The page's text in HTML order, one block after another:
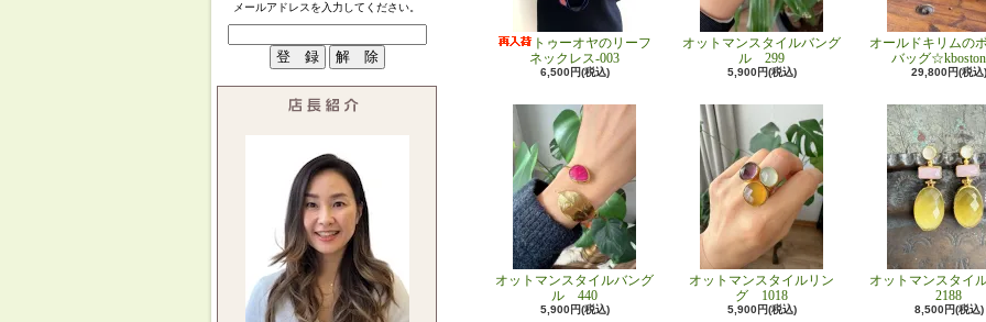
メールアドレスを入力してください。
トゥーオヤのリーフ
ネックレス-003
6,500円(税込)
オットマンスタイルバング
ル 299
5,900円(税込)
オールドキリムの
バッグ
29,800円(税込)
オットマンスタイルバング
ル 440
5,900円(税込)
オットマンスタイルリン
グ 1018
5,900円(税込)
オットマンスタイ
2188
8,500円(税込)